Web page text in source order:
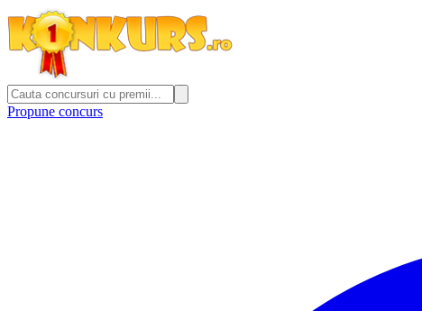
Propune concurs